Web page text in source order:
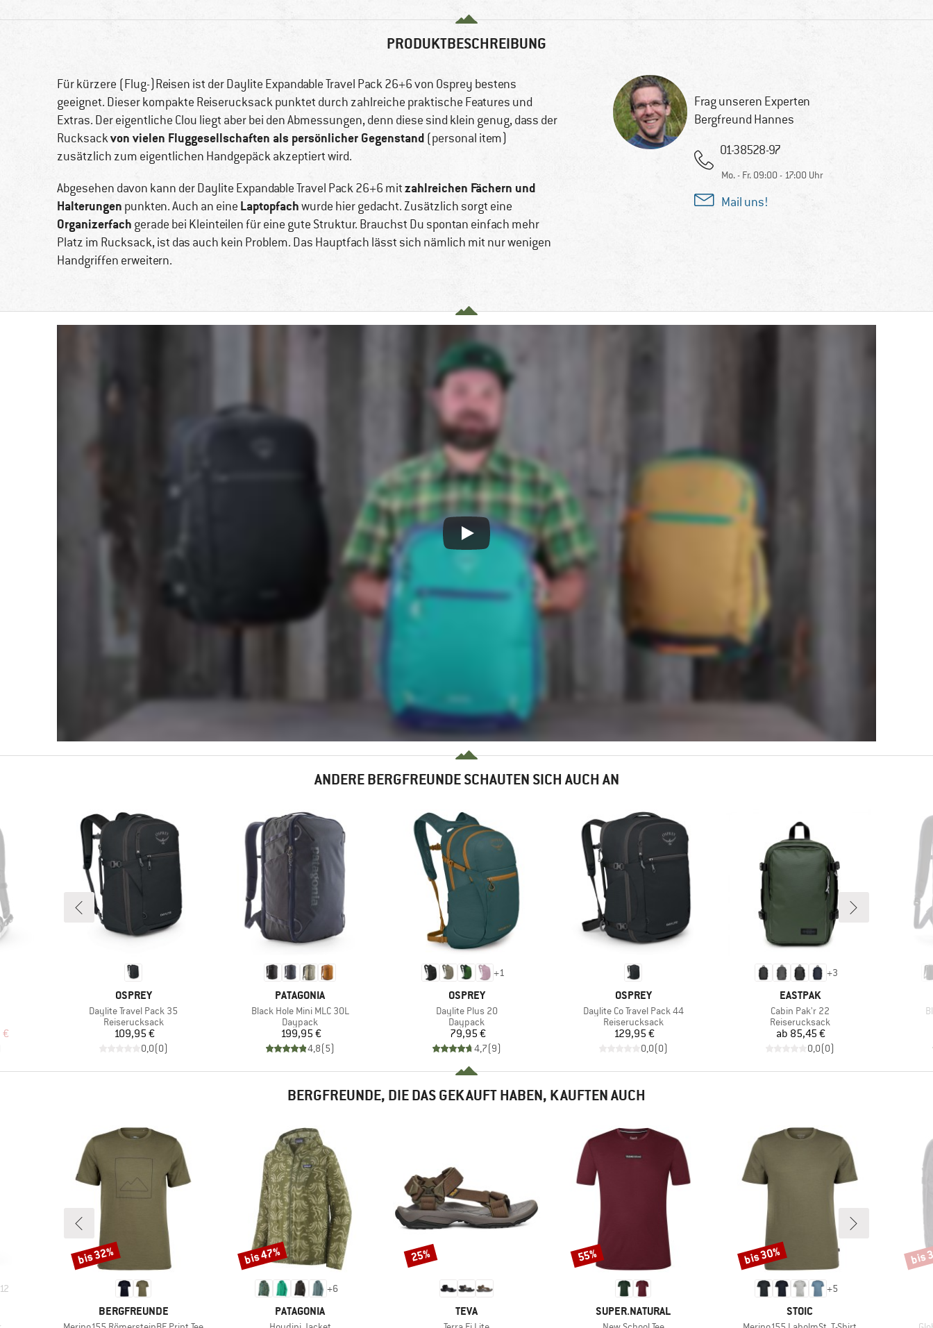
PRODUKTBESCHREIBUNG
Für kürzere (Flug-)Reisen ist der Daylite Expandable Travel Pack 26+6 von Osprey bestens
geeignet. Dieser kompakte Reiserucksack punktet durch zahlreiche praktische Features und
Extras. Der eigentliche Clou liegt aber bei den Abmessungen, denn diese sind klein genug, dass der
Rucksackvon vielen Fluggesellschaften als persönlicher Gegenstand (personal item)
zusätzlich zum eigentlichen Handgepäck akzeptiert wird.
Abgesehen davon kann der Daylite Expandable Travel Pack 26+6 mitzahlreichen Fächern und
Halterungen punkten. Auch an eine Laptopfachwurde hier gedacht. Zusätzlich sorgt eine
Organizerfach gerade bei Kleinteilen für eine gute Struktur. Brauchst Du spontan einfach mehr
Platz im Rucksack, ist das auch kein Problem. Das Hauptfach lässt sich nämlich mit nur wenigen
Handgriffen erweitern.
Frag unseren Experten
Bergfreund Hannes
01-38528-97
Mo. - Fr. 09:00 - 17:00 Uhr
Mail uns!
ANDERE BERGFREUNDE SCHAUTEN SICH AUCH AN
Preis
€
MARKE
OSPREY
Artikel
Daylite Travel Pack 35
Produktgruppe
Reiserucksack
Preis
109,95 €
0,0(0)
MARKE
PATAGONIA
Artikel
Black Hole Mini MLC 30L
Produktgruppe
Daypack
Preis
199,95 €
4,8(5)
+1
MARKE
OSPREY
Artikel
Daylite Plus 20
Produktgruppe
Daypack
Preis
79,95 €
4,7(9)
MARKE
OSPREY
Artikel
Daylite Co Travel Pack 44
Produktgruppe
Reiserucksack
Preis
129,95 €
0,0(0)
+3
MARKE
EASTPAK
Artikel
Cabin Pak'r 22
Produktgruppe
Reiserucksack
Preis
ab 85,45 €
0,0(0)
BERGFREUNDE, DIE DAS GEKAUFT HABEN, KAUFTEN AUCH
12
MARKE
BERGFREUNDE
Rabatt
bis 32%
+6
MARKE
PATAGONIA
Rabatt
bis 47%
MARKE
TEVA
Rabatt
25%
MARKE
SUPER.NATURAL
Rabatt
55%
+5
MARKE
STOIC
Rabatt
bis 30% bis